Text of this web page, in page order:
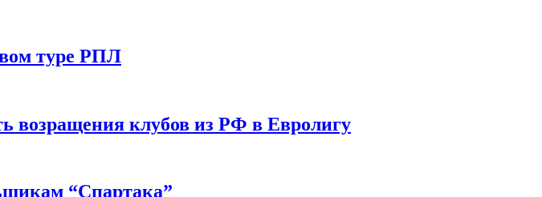
туре РПЛ
возращения клубов из РФ в Евролигу
“Спартака”